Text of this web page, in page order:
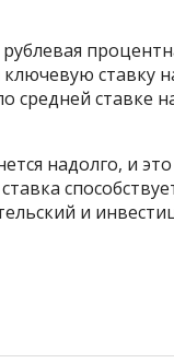
ставку
средней ставке
надолго, и
и